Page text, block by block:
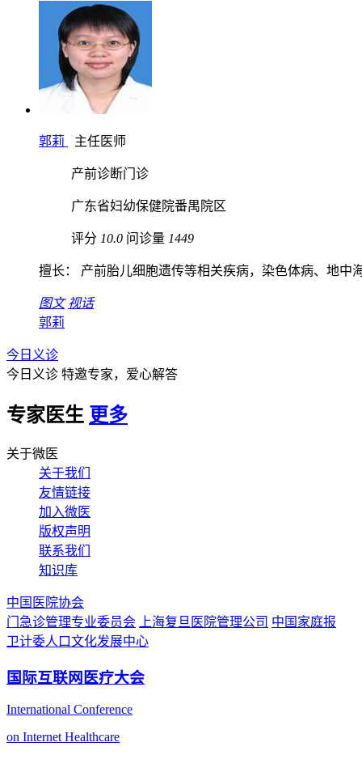
郭莉 主任医师
产前诊断门诊
广东省妇幼保健院番禺院区
评分 10.0 问诊量 1449
擅长： 产前胎儿细胞遗传等相关疾病，染色体病、地中
图文 视话
郭莉
今日义诊
今日义诊 特邀专家，爱心解答
专家医生 更多
关于微医
关于我们
友情链接
加入微医
版权声明
联系我们
知识库
中国医院协会
门急诊管理专业委员会 上海复旦医院管理公司 中国家庭报
卫计委人口文化发展中心
国际互联网医疗大会
International Conference
on Internet Healthcare